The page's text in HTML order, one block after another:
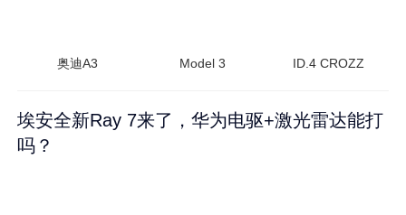
奥迪A3 Model 3 ID.4 CROZZ
埃安全新Ray 7来了，华为电驱+激光雷达能打
吗？